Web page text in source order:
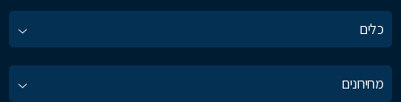
כלים
מחירונים